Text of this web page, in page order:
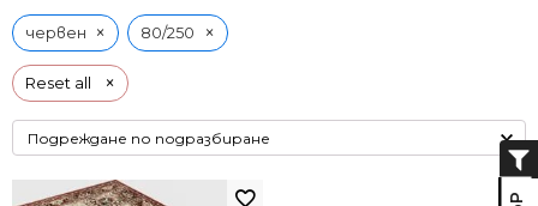
Reset all ×
червен × 80/250 ×